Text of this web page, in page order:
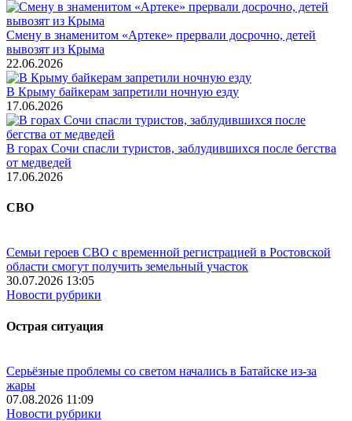
Смену в знаменитом «Артеке» прервали досрочно, детей
вывозят из Крыма
22.06.2026
В Крыму байкерам запретили ночную езду
17.06.2026
В горах Сочи спасли туристов, заблудившихся после бегства
от медведей
17.06.2026
СВО
Семьи героев СВО с временной регистрацией в Ростовской
области смогут получить земельный участок
30.07.2026 13:05
Новости рубрики
Острая ситуация
Серьёзные проблемы со светом начались в Батайске из-за
жары
07.08.2026 11:09
Новости рубрики